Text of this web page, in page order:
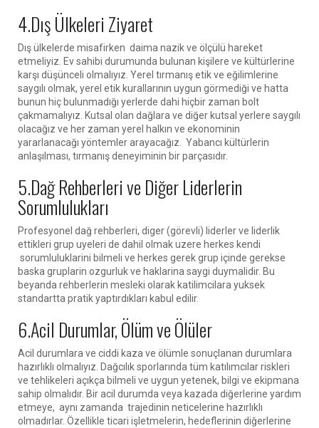
4.Dış Ülkeleri Ziyaret
Dış ülkelerde misafirken daima nazik ve ölçülü hareket
etmeliyiz. Ev sahibi durumunda bulunan kişilere ve kültürlerine
karşı düşünceli olmalıyız. Yerel tırmanış etik ve eğilimlerine
saygılı olmak, yerel etik kurallarının uygun görmediği ve hatta
bunun hiç bulunmadığı yerlerde dahi hiçbir zaman bolt
çakmamalıyız. Kutsal olan dağlara ve diğer kutsal yerlere saygılı
olacağız ve her zaman yerel halkın ve ekonominin
yararlanacağı yöntemler arayacağız. Yabancı kültürlerin
anlaşılması, tırmanış deneyiminin bir parçasıdır.
5.Dağ Rehberleri ve Diğer Liderlerin
Sorumlulukları
Profesyonel dağ rehberleri, diger (görevli) liderler ve liderlik
ettikleri grup uyeleri de dahil olmak uzere herkes kendi
sorumluluklarini bilmeli ve herkes gerek grup içinde gerekse
baska gruplarin ozgurluk ve haklarina saygi duymalidir. Bu
beyanda rehberlerin mesleki olarak katilimcilara yuksek
standartta pratik yaptırdıkları kabul edilir.
6.Acil Durumlar, Ölüm ve Ölüler
Acil durumlara ve ciddi kaza ve ölümle sonuçlanan durumlara
hazırlıklı olmalıyız. Dağcılık sporlarında tüm katılımcılar riskleri
ve tehlikeleri açıkça bilmeli ve uygun yetenek, bilgi ve ekipmana
sahip olmalıdır. Bir acil durumda veya kazada diğerlerine yardım
etmeye, aynı zamanda trajedinin neticelerine hazırlıklı
olmadırlar. Özellikle ticari işletmelerin, hedeflerinin diğerlerine